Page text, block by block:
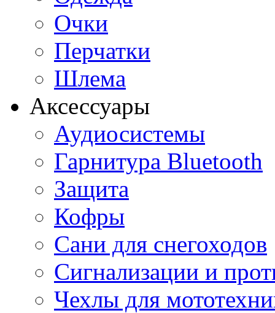
Очки
Перчатки
Шлема
Аксессуары
Аудиосистемы
Гарнитура Bluetooth
Защита
Кофры
Сани для снегоходов
Сигнализации и
Чехлы для